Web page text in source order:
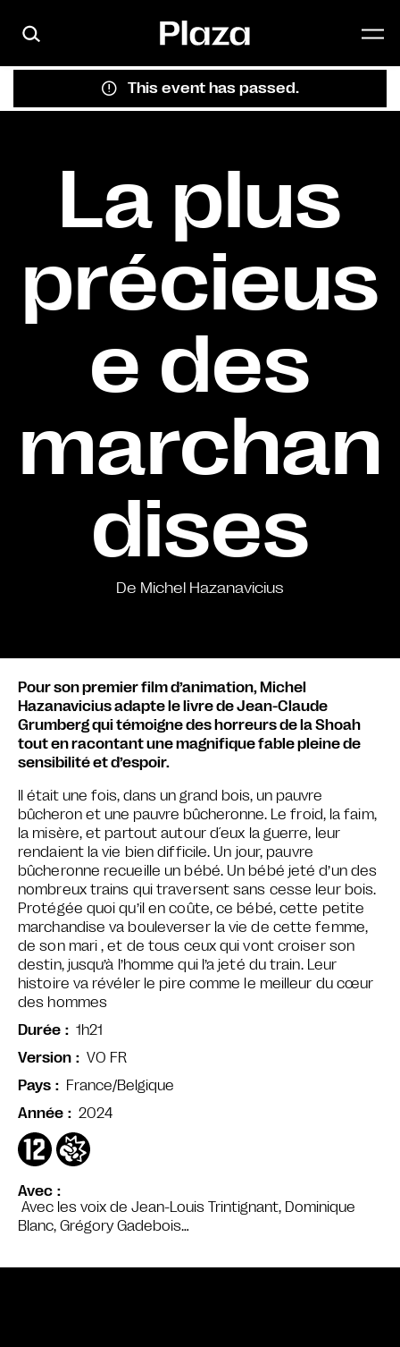
This event has passed.
La plus
précieus
e des
marchan
dises
De Michel Hazanavicius
Avec
Avec les voix de Jean-Louis Trintignant, Dominique
Blanc, Grégory Gadebois…
Pour son premier film d’animation, Michel
Hazanavicius adapte le livre de Jean-Claude
Grumberg qui témoigne des horreurs de la Shoah
tout en racontant une magnifique fable pleine de
sensibilité et d’espoir.
Il était une fois, dans un grand bois, un pauvre
bûcheron et une pauvre bûcheronne. Le froid, la faim,
la misère, et partout autour d´eux la guerre, leur
rendaient la vie bien difficile. Un jour, pauvre
bûcheronne recueille un bébé. Un bébé jeté d’un des
nombreux trains qui traversent sans cesse leur bois.
Protégée quoi qu’il en coûte, ce bébé, cette petite
marchandise va bouleverser la vie de cette femme,
de son mari , et de tous ceux qui vont croiser son
destin, jusqu’à l’homme qui l’a jeté du train. Leur
histoire va révéler le pire comme le meilleur du cœur
des hommes
Durée
1h21
Version
VO FR
Pays
France/Belgique
Année
2024